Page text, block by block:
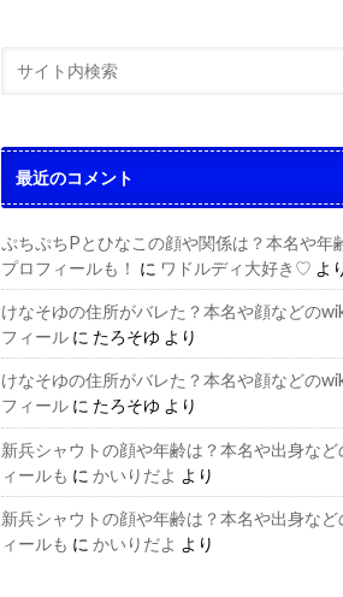
最近のコメント
ぷちぷちPとひなこの顔や関係は？本名や年
プロフィールも！ に ワドルディ大好き♡ よ
けなそゆの住所がバレた？本名や顔などの
フィール に たろそゆ より
けなそゆの住所がバレた？本名や顔などの
フィール に たろそゆ より
新兵シャウトの顔や年齢は？本名や出身など
ィールも に かいりだよ より
新兵シャウトの顔や年齢は？本名や出身など
ィールも に かいりだよ より